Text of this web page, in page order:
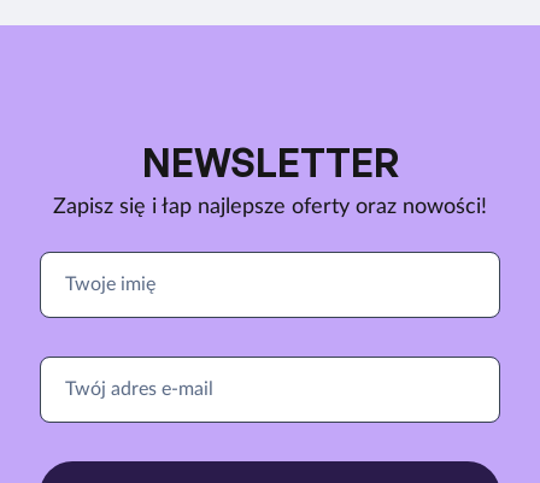
NEWSLETTER
Zapisz się i łap najlepsze oferty oraz nowości!